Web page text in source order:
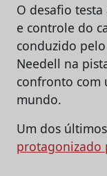
O desafio
e controle do
conduzido
Needell na
confronto com
mundo.
Um dos
protagonizado